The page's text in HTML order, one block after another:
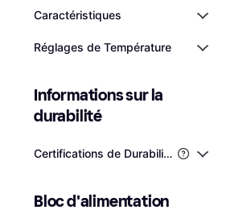
Caractéristiques
Réglages de Température
Informations sur la
durabilité
Certifications de Durabilité de Tiers
Bloc d'alimentation